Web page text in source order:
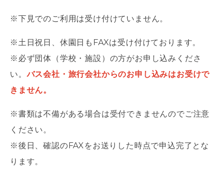
※下見でのご利用は受け付けていません。
※土日祝日、休園日もFAXは受け付けております。
※必ず団体（学校・施設）の方がお申し込みくださ
い。バス会社・旅行会社からのお申し込みはお受けで
きません。
※書類は不備がある場合は受付できませんのでご注意
ください。
※後日、確認のFAXをお送りした時点で申込完了とな
ります。